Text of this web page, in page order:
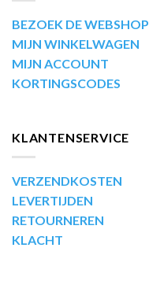
BEZOEK DE WEBSHOP
MIJN WINKELWAGEN
MIJN ACCOUNT
KORTINGSCODES
KLANTENSERVICE
VERZENDKOSTEN
LEVERTIJDEN
RETOURNEREN
KLACHT